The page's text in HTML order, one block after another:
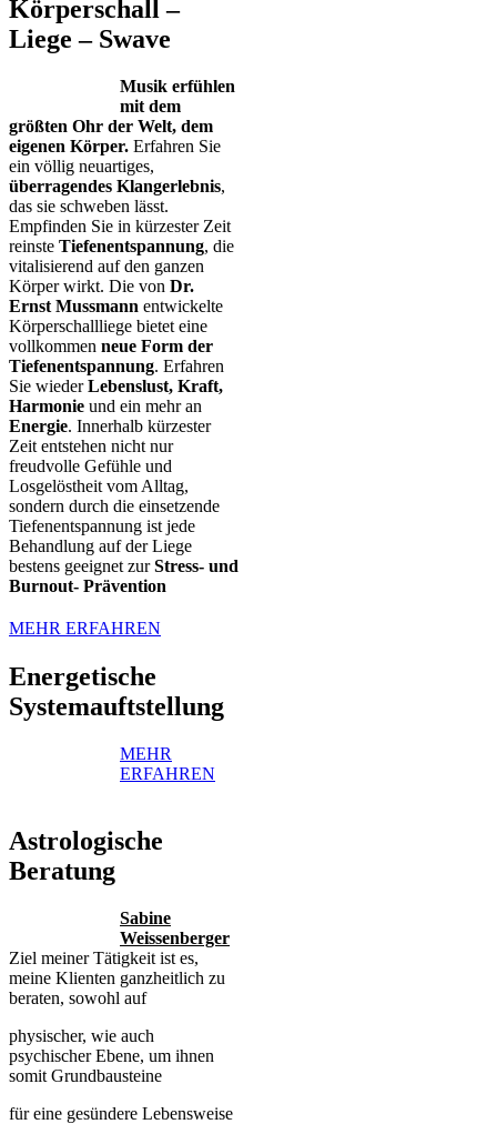
Körperschall –
Liege – Swave
Musik erfühlen
mit dem
größten Ohr der Welt, dem
eigenen Körper. Erfahren Sie
ein völlig neuartiges,
überragendes Klangerlebnis,
das sie schweben lässt.
Empfinden Sie in kürzester Zeit
reinste Tiefenentspannung, die
vitalisierend auf den ganzen
Körper wirkt. Die von Dr.
Ernst Mussmann entwickelte
Körperschallliege bietet eine
vollkommen neue Form der
Tiefenentspannung. Erfahren
Sie wiederLebenslust, Kraft,
Harmonie und ein mehr an
Energie. Innerhalb kürzester
Zeit entstehen nicht nur
freudvolle Gefühle und
Losgelöstheit vom Alltag,
sondern durch die einsetzende
Tiefenentspannung ist jede
Behandlung auf der Liege
bestens geeignet zurStress- und
Burnout- Prävention
MEHR ERFAHREN
Energetische
Systemauftstellung
MEHR
ERFAHREN
Astrologische
Beratung
Sabine
Weissenberger⁠
Ziel meiner Tätigkeit ist es,
meine Klienten ganzheitlich zu
beraten, sowohl auf
physischer, wie auch
psychischer Ebene, um ihnen
somit Grundbausteine
für eine gesündere Lebensweise